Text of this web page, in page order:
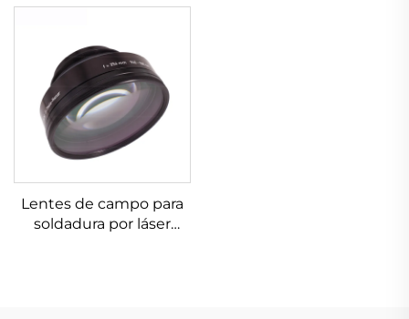
Lentes de campo para
soldadura por láser